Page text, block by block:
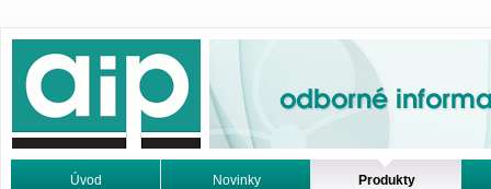
Odborné informace. Online.
Úvod Novinky Produkty